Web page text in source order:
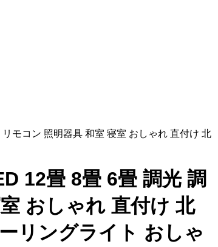
モコン 照明器具 和室 寝室 おしゃれ 直付け 北
12畳 8畳 6畳 調光 調
おしゃれ 直付け 北
リングライト おしゃ